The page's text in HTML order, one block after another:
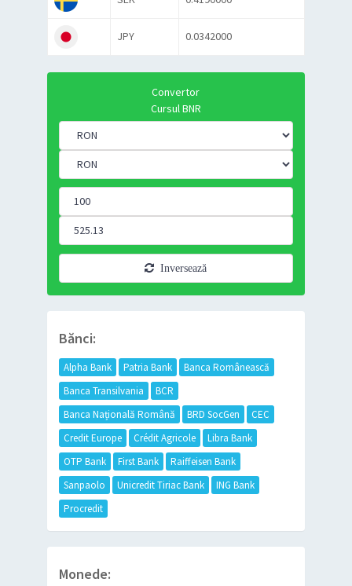
JPY 0.0342000
Convertor
Cursul BNR
Inversează
Bănci:
Alpha Bank Patria Bank
Banca Românească
Banca Transilvania
BCR
Banca Națională Română
BRD SocGen
CEC
Credit Europe
Crédit Agricole
Libra Bank
OTP Bank
First Bank
Raiffeisen Bank
Sanpaolo
Unicredit Tiriac Bank
ING Bank
Procredit
Monede: